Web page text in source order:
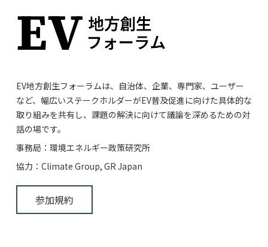
EV地方創生フォーラムは、自治体、企業、専門家、ユーザー
など、幅広いステークホルダーがEV普及促進に向けた具体的な
取り組みを共有し、課題の解決に向けて議論を深めるための対
話の場です。
事務局：環境エネルギー政策研究所
協力：Climate Group, GR Japan
参加規約